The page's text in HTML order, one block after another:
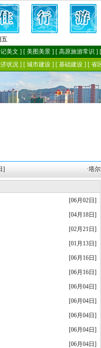
塔尔
[06月02日]
[04月18日]
[02月21日]
[01月13日]
[06月16日]
[06月16日]
[06月04日]
[06月04日]
[06月04日]
[06月04日]
[06月04日]